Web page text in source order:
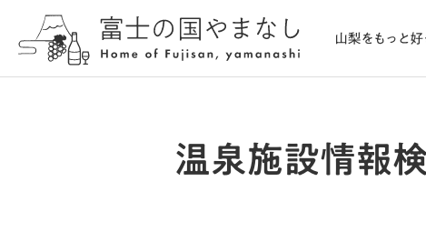
温泉施設情報